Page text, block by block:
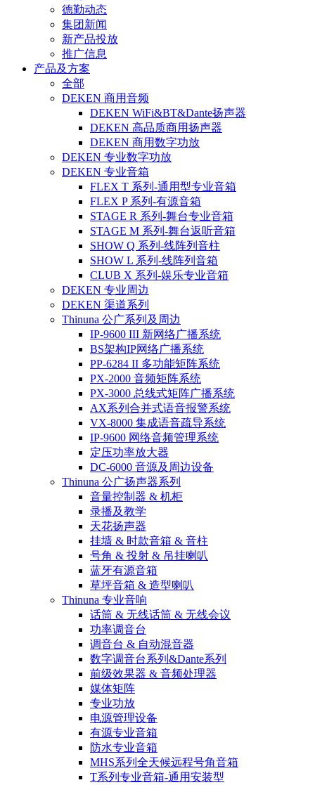
德勤动态
集团新闻
新产品投放
推广信息
产品及方案
全部
DEKEN 商用音频
DEKEN WiFi&BT&Dante扬声器
DEKEN 高品质商用扬声器
DEKEN 商用数字功放
DEKEN 专业数字功放
DEKEN 专业音箱
FLEX T 系列-通用型专业音箱
FLEX P 系列-有源音箱
STAGE R 系列-舞台专业音箱
STAGE M 系列-舞台返听音箱
SHOW Q 系列-线阵列音柱
SHOW L 系列-线阵列音箱
CLUB X 系列-娱乐专业音箱
DEKEN 专业周边
DEKEN 渠道系列
Thinuna 公广系列及周边
IP-9600 III 新网络广播系统
BS架构IP网络广播系统
PP-6284 II 多功能矩阵系统
PX-2000 音频矩阵系统
PX-3000 总线式矩阵广播系统
AX系列合并式语音报警系统
VX-8000 集成语音疏导系统
IP-9600 网络音频管理系统
定压功率放大器
DC-6000 音源及周边设备
Thinuna 公广扬声器系列
音量控制器 & 机柜
录播及教学
天花扬声器
挂墙 & 时款音箱 & 音柱
号角 & 投射 & 吊挂喇叭
蓝牙有源音箱
草坪音箱 & 造型喇叭
Thinuna 专业音响
话筒 & 无线话筒 & 无线会议
功率调音台
调音台 & 自动混音器
数字调音台系列&Dante系列
前级效果器 & 音频处理器
媒体矩阵
专业功放
电源管理设备
有源专业音箱
防水专业音箱
MHS系列全天候远程号角音箱
T系列专业音箱-通用安装型